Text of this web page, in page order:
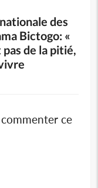
des
Bictogo: «
de la pitié,
ce